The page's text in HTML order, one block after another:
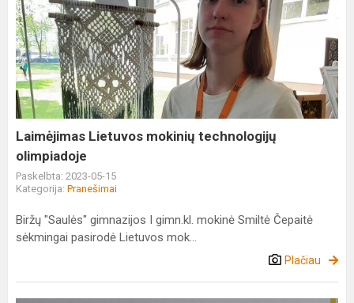
Lietuvos
mokinių
technologijų
olimpiadoje
Laimėjimas Lietuvos mokinių technologijų
olimpiadoje
Paskelbta: 2023-05-15
Kategorija: Pranešimai
Biržų "Saulės" gimnazijos I gimn.kl. mokinė Smiltė Čepaitė
sėkmingai pasirodė Lietuvos mok...
Plačiau